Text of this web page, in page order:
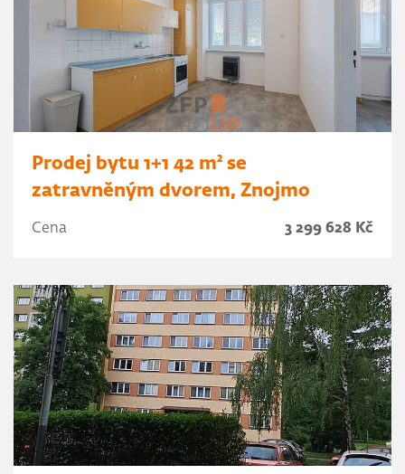
Prodej bytu 1+1 42 m² se
zatravněným dvorem, Znojmo
Cena 3 299 628 Kč